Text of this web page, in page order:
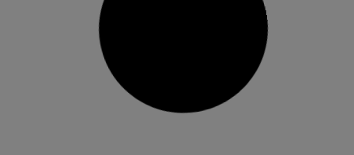
Divina Pastora a benefici, des de la seua creació
en 2013, de l’Associació Valenciana d’Ajuda a la
No hi ha comentaris